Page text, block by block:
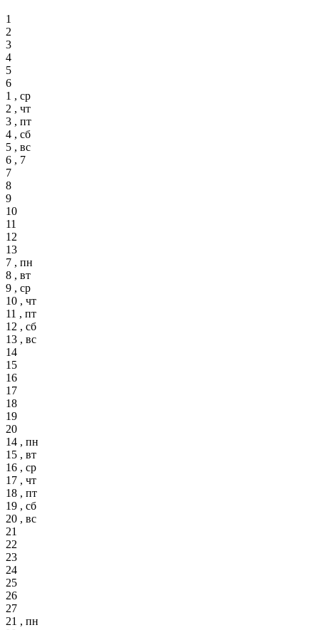
1
2
3
4
5
6
1 , ср
2 , чт
3 , пт
4 , сб
5 , вс
6 , 7
7
8
9
10
11
12
13
7 , пн
8 , вт
9 , ср
10 , чт
11 , пт
12 , сб
13 , вс
14
15
16
17
18
19
20
14 , пн
15 , вт
16 , ср
17 , чт
18 , пт
19 , сб
20 , вс
21
22
23
24
25
26
27
21 , пн